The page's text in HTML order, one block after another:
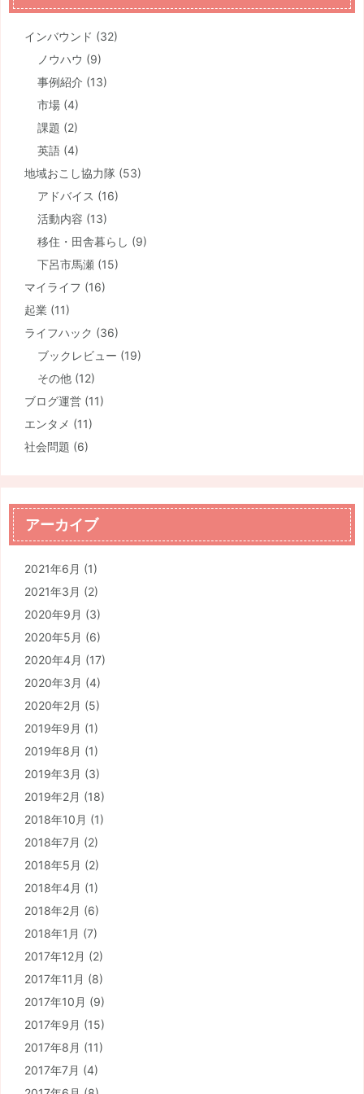
インバウンド (32)
ノウハウ (9)
事例紹介 (13)
市場 (4)
課題 (2)
英語 (4)
地域おこし協力隊 (53)
アドバイス (16)
活動内容 (13)
移住・田舎暮らし (9)
下呂市馬瀬 (15)
マイライフ (16)
起業 (11)
ライフハック (36)
ブックレビュー (19)
その他 (12)
ブログ運営 (11)
エンタメ (11)
社会問題 (6)
アーカイブ
2021年6月 (1)
2021年3月 (2)
2020年9月 (3)
2020年5月 (6)
2020年4月 (17)
2020年3月 (4)
2020年2月 (5)
2019年9月 (1)
2019年8月 (1)
2019年3月 (3)
2019年2月 (18)
2018年10月 (1)
2018年7月 (2)
2018年5月 (2)
2018年4月 (1)
2018年2月 (6)
2018年1月 (7)
2017年12月 (2)
2017年11月 (8)
2017年10月 (9)
2017年9月 (15)
2017年8月 (11)
2017年7月 (4)